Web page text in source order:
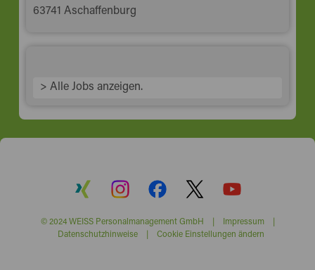
63741 Aschaffenburg
> Alle Jobs anzeigen.
© 2024 WEISS Personalmanagement GmbH | Impressum|
Datenschutzhinweise| Cookie Einstellungen ändern